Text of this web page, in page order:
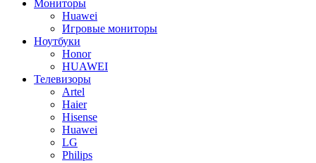
Мониторы
Huawei
Игровые мониторы
Ноутбуки
Honor
HUAWEI
Телевизоры
Artel
Haier
Hisense
Huawei
LG
Philips